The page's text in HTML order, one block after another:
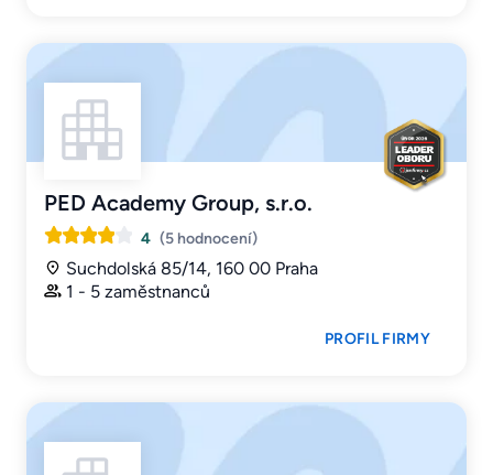
PED Academy Group, s.r.o.
4 (5 hodnocení)
Suchdolská 85/14, 160 00 Praha
1 - 5 zaměstnanců
PROFIL FIRMY